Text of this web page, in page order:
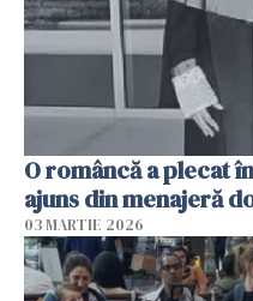
O româncă a plecat
ajuns din menajeră
03 MARTIE 2026